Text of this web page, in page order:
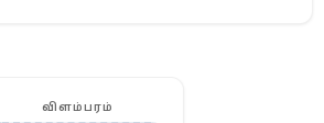
விளம்பரம்